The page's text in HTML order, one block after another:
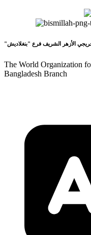
الأزهر الشريف فرع "بنغلاديش
The World Organization
Bangladesh Branch